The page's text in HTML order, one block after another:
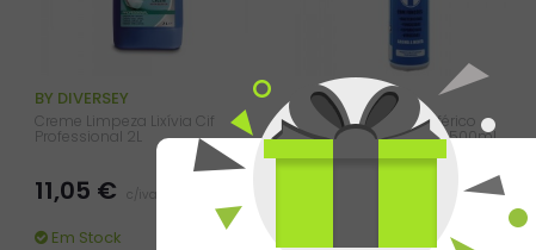
BY DIVERSEY
Creme Limpeza Lixívia Cif
Professional 2L
11,05 € c/iva
=
Em Stock
Desinfetante Atmosférico
MENTABACT Aerossol 500ml
=
Por Encomenda, em